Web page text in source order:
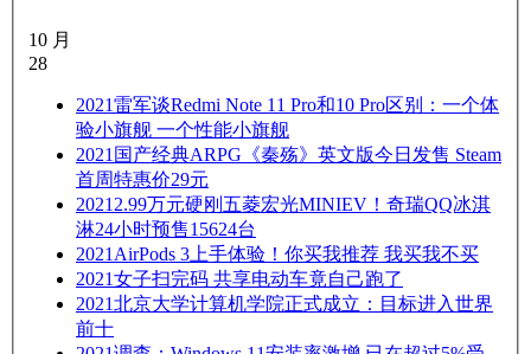
10 月
28
2021雷军谈Redmi Note 11 Pro和10 Pro区别：一个体
验小旗舰 一个性能小旗舰
2021 国产经典ARPG《秦殇》英文版今日发售 Steam
首周特惠价29元
2021 2.99万元硬刚五菱宏光MINIEV！奇瑞QQ冰淇
淋24小时预售15624台
2021 AirPods 3上手体验！你买我推荐 我买我不买
2021女子扫完码 共享电动车竟自己跑了
2021北京大学计算机学院正式成立：目标进入世界
前十